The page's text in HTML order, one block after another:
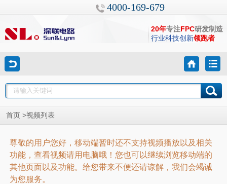
4000-169-679
20年专注FPC研发制造
行业科技创新领跑者
首页 >视频列表
尊敬的用户您好，移动端暂时还不支持视频播放以及相关
功能，查看视频请用电脑哦！您也可以继续浏览移动端的
其他页面以及功能。给您带来不便还请谅解，我们会竭诚
为您服务。